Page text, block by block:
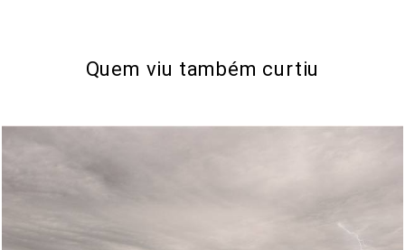
Quem viu também curtiu